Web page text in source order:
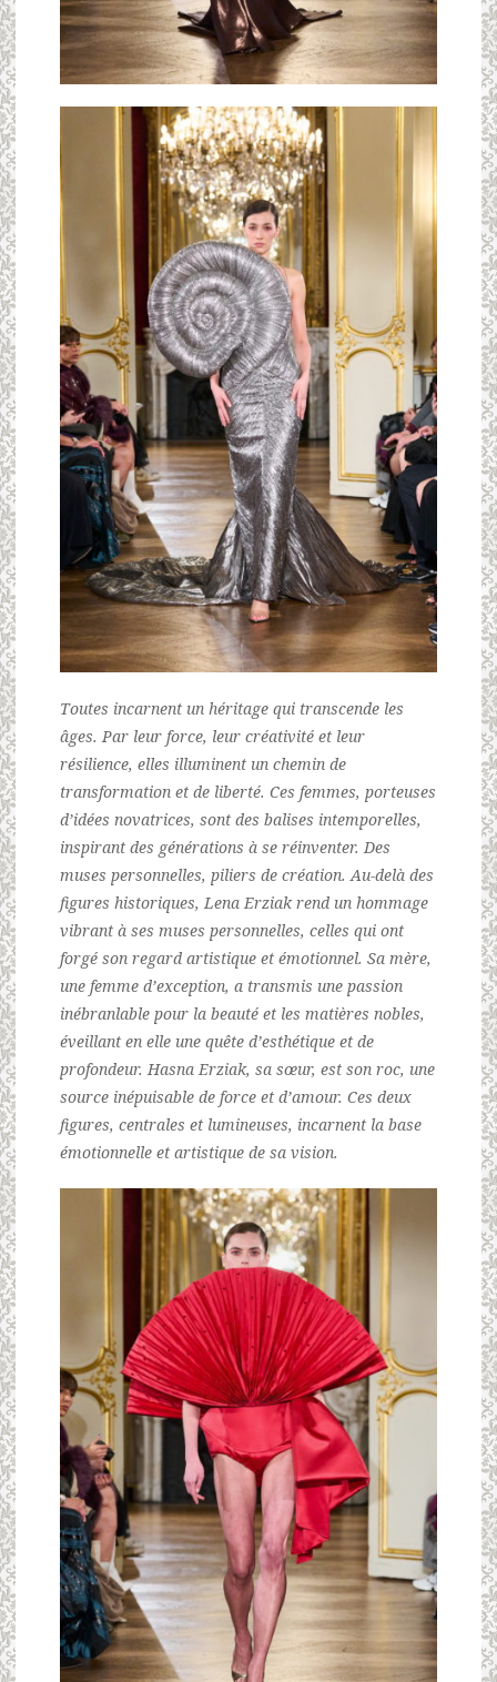
Toutes incarnent un héritage qui transcende les
âges. Par leur force, leur créativité et leur
résilience, elles illuminent un chemin de
transformation et de liberté. Ces femmes, porteuses
d’idées novatrices, sont des balises intemporelles,
inspirant des générations à se réinventer. Des
muses personnelles, piliers de création. Au-delà des
figures historiques, Lena Erziak rend un hommage
vibrant à ses muses personnelles, celles qui ont
forgé son regard artistique et émotionnel. Sa mère,
une femme d’exception, a transmis une passion
inébranlable pour la beauté et les matières nobles,
éveillant en elle une quête d’esthétique et de
profondeur. Hasna Erziak, sa sœur, est son roc, une
source inépuisable de force et d’amour. Ces deux
figures, centrales et lumineuses, incarnent la base
émotionnelle et artistique de sa vision.